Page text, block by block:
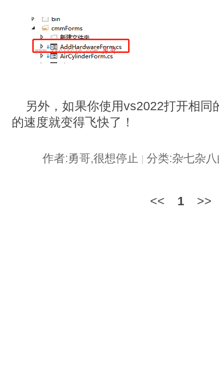
另外，如果你使用vs2022打开相同
的速度就变得飞快了！
作者:勇哥,很想停止 分类:杂七杂
<< 1 >>